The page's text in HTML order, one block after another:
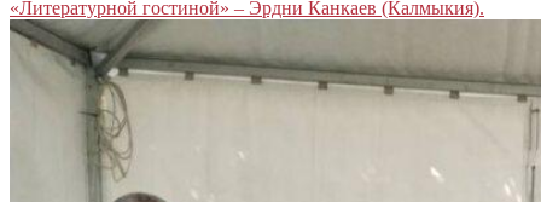
«Литературной гостиной» – Эрдни Канкаев (Калмыкия).